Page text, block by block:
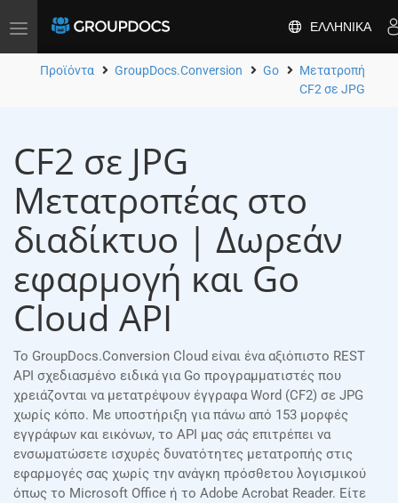
Toggle
ΕΛΛΗΝΙΚΆ
Προϊόντα GroupDocs.Conversion Go
Μετατροπή
CF2 σε JPG
CF2 σε JPG
Μετατροπέας στο
διαδίκτυο | Δωρεάν
εφαρμογή και Go
Cloud API
Το GroupDocs.Conversion Cloud είναι ένα αξιόπιστο REST
API σχεδιασμένο ειδικά για Go προγραμματιστές που
χρειάζονται να μετατρέψουν έγγραφα Word (CF2) σε JPG
χωρίς κόπο. Με υποστήριξη για πάνω από 153 μορφές
εγγράφων και εικόνων, το API μας σάς επιτρέπει να
ενσωματώσετε ισχυρές δυνατότητες μετατροπής στις
εφαρμογές σας χωρίς την ανάγκη πρόσθετου λογισμικού
όπως το Microsoft Office ή το Adobe Acrobat Reader. Είτε